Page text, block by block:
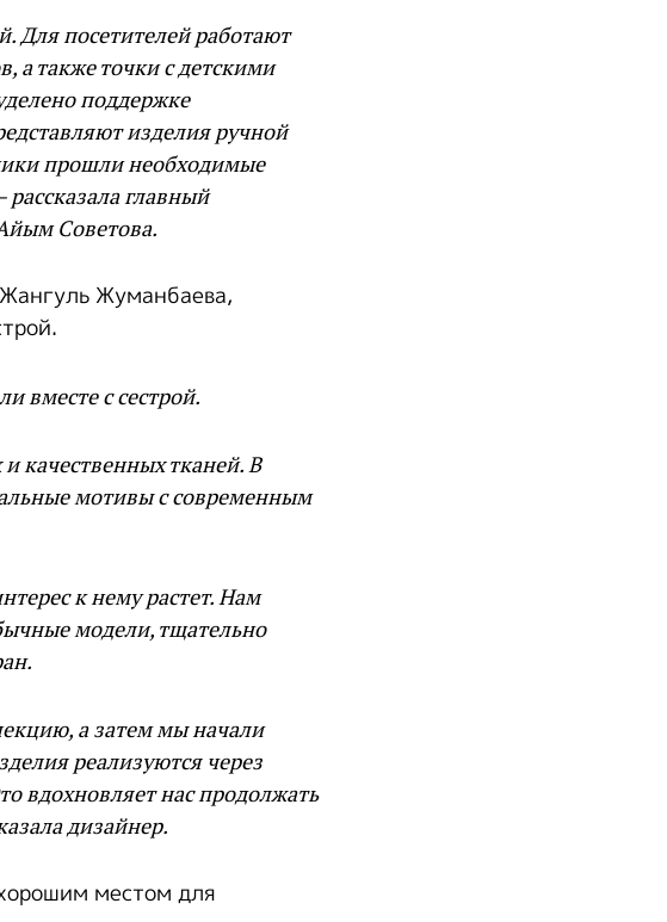
Для посетителей работают
а также точки с детскими
поддержке
изделия ручной
прошли необходимые
главный
Советова.
Жуманбаева,
вместе с сестрой.
качественных тканей. В
мотивы с современным
к нему растет. Нам
модели, тщательно
а затем мы начали
реализуются через
вдохновляет нас продолжать
дизайнер.
местом для